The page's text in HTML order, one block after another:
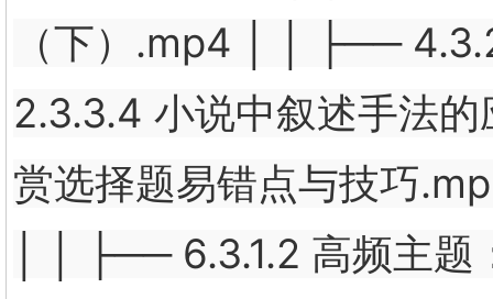
（下）.mp4 │ │ ├──
2.3.3.4 小说中叙述手法
赏选择题易错点与技巧
│ │ ├── 6.3.1.2 高频主